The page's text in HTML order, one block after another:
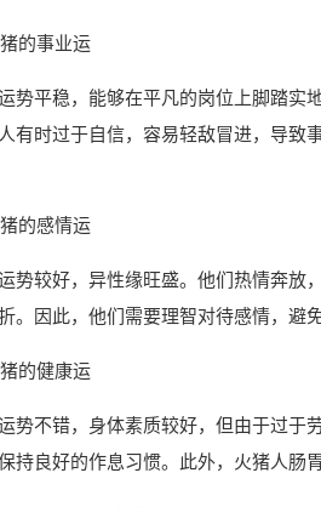
的事业运
势平稳，能够在平凡的岗位上脚踏实
有时过于自信，容易轻敌冒进，导致
的感情运
势较好，异性缘旺盛。他们热情奔放
。因此，他们需要理智对待感情，避免
的健康运
势不错，身体素质较好，但由于过于
持良好的作息习惯。此外，火猪人肠